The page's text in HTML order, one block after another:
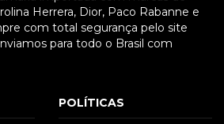
Herrera, Dior, Paco Rabanne e
com total segurança pelo site
para todo o Brasil com
POLÍTICAS